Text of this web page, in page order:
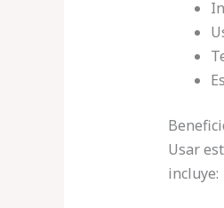
Usar
incluye: